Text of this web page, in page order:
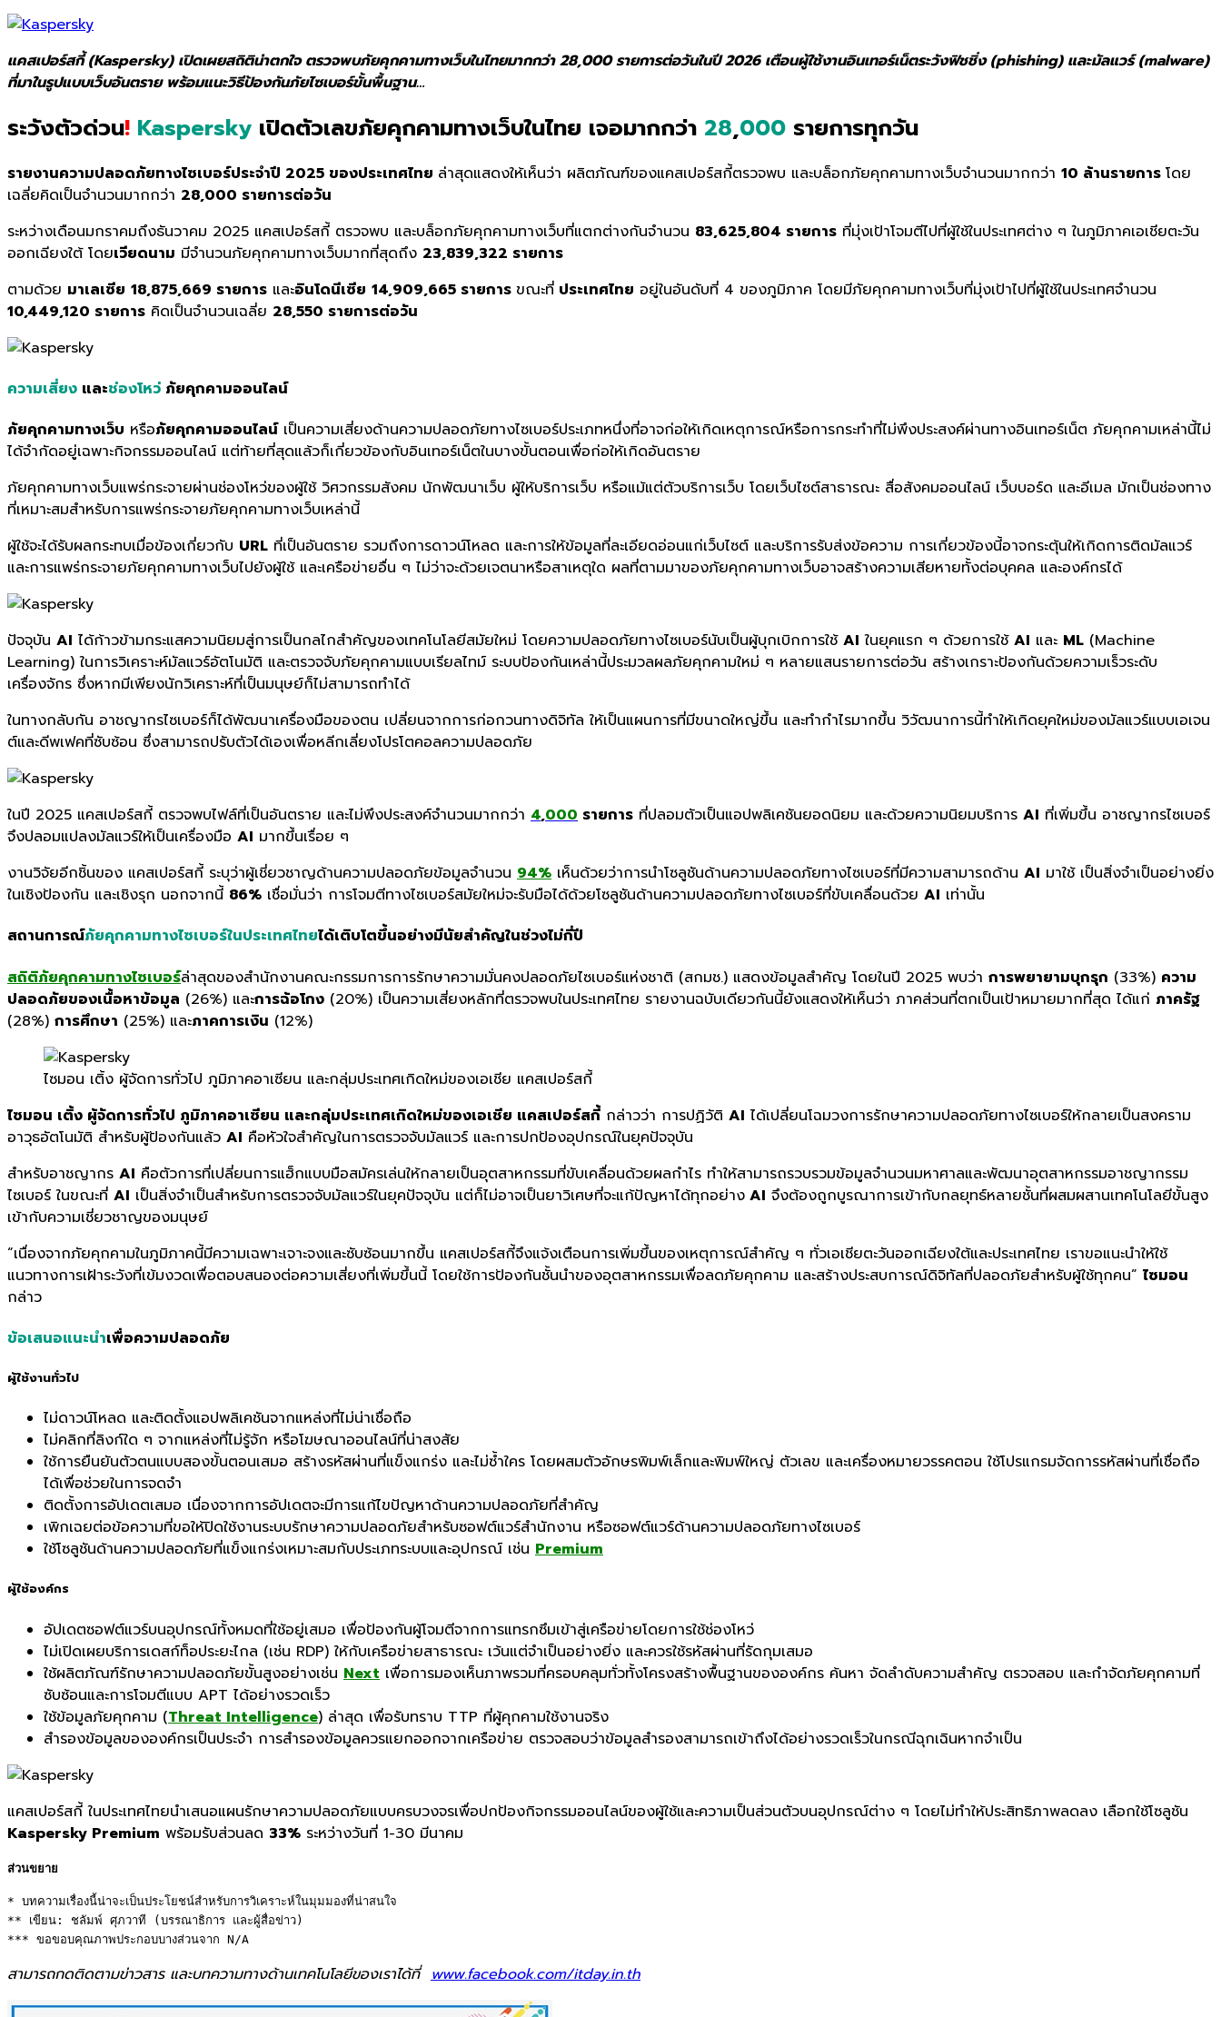
แคสเปอร์สกี้ (Kaspersky) เปิดเผยสถิติน่าตกใจ ตรวจพบภัยคุกคามทางเว็บในไทยมากกว่า 28,000 รายการต่อวันในปี 2026 เตือนผู้ใช้งานอินเทอร์เน็ตระวังฟิชชิ่ง (phishing) และมัลแวร์ (malware)
ที่มาในรูปแบบเว็บอันตราย พร้อมแนะวิธีป้องกันภัยไซเบอร์ขั้นพื้นฐาน…
ระวังตัวด่วน! Kaspersky เปิดตัวเลขภัยคุกคามทางเว็บในไทย เจอมากกว่า 28,000 รายการทุกวัน
รายงานความปลอดภัยทางไซเบอร์ประจำปี 2025 ของประเทศไทย ล่าสุดแสดงให้เห็นว่า ผลิตภัณฑ์ของแคสเปอร์สกี้ตรวจพบ และบล็อกภัยคุกคามทางเว็บจำนวนมากกว่า 10 ล้านรายการ โดย
เฉลี่ยคิดเป็นจำนวนมากกว่า 28,000 รายการต่อวัน
ระหว่างเดือนมกราคมถึงธันวาคม 2025 แคสเปอร์สกี้ ตรวจพบ และบล็อกภัยคุกคามทางเว็บที่แตกต่างกันจำนวน 83,625,804 รายการ ที่มุ่งเป้าโจมตีไปที่ผู้ใช้ในประเทศต่าง ๆ ในภูมิภาคเอเชียตะวัน
ออกเฉียงใต้ โดยเวียดนาม มีจำนวนภัยคุกคามทางเว็บมากที่สุดถึง 23,839,322 รายการ
ตามด้วย มาเลเซีย 18,875,669 รายการ และอินโดนีเซีย 14,909,665 รายการ ขณะที่ ประเทศไทย อยู่ในอันดับที่ 4 ของภูมิภาค โดยมีภัยคุกคามทางเว็บที่มุ่งเป้าไปที่ผู้ใช้ในประเทศจำนวน
10,449,120 รายการ คิดเป็นจำนวนเฉลี่ย 28,550 รายการต่อวัน
ความเสี่ยง และช่องโหว่ ภัยคุกคามออนไลน์
ภัยคุกคามทางเว็บ หรือภัยคุกคามออนไลน์เป็นความเสี่ยงด้านความปลอดภัยทางไซเบอร์ประเภทหนึ่งที่อาจก่อให้เกิดเหตุการณ์หรือการกระทำที่ไม่พึงประสงค์ผ่านทางอินเทอร์เน็ต ภัยคุกคามเหล่านี้ไม่
ได้จำกัดอยู่เฉพาะกิจกรรมออนไลน์ แต่ท้ายที่สุดแล้วก็เกี่ยวข้องกับอินเทอร์เน็ตในบางขั้นตอนเพื่อก่อให้เกิดอันตราย
ภัยคุกคามทางเว็บแพร่กระจายผ่านช่องโหว่ของผู้ใช้ วิศวกรรมสังคม นักพัฒนาเว็บ ผู้ให้บริการเว็บ หรือแม้แต่ตัวบริการเว็บ โดยเว็บไซต์สาธารณะ สื่อสังคมออนไลน์ เว็บบอร์ด และอีเมล มักเป็นช่องทาง
ที่เหมาะสมสำหรับการแพร่กระจายภัยคุกคามทางเว็บเหล่านี้
ผู้ใช้จะได้รับผลกระทบเมื่อข้องเกี่ยวกับ URL ที่เป็นอันตราย รวมถึงการดาวน์โหลด และการให้ข้อมูลที่ละเอียดอ่อนแก่เว็บไซต์ และบริการรับส่งข้อความ การเกี่ยวข้องนี้อาจกระตุ้นให้เกิดการติดมัลแวร์
และการแพร่กระจายภัยคุกคามทางเว็บไปยังผู้ใช้ และเครือข่ายอื่น ๆ ไม่ว่าจะด้วยเจตนาหรือสาเหตุใด ผลที่ตามมาของภัยคุกคามทางเว็บอาจสร้างความเสียหายทั้งต่อบุคคล และองค์กรได้
ปัจจุบัน AI ได้ก้าวข้ามกระแสความนิยมสู่การเป็นกลไกสำคัญของเทคโนโลยีสมัยใหม่ โดยความปลอดภัยทางไซเบอร์นับเป็นผู้บุกเบิกการใช้ AI ในยุคแรก ๆ ด้วยการใช้ AI และ ML (Machine
Learning) ในการวิเคราะห์มัลแวร์อัตโนมัติ และตรวจจับภัยคุกคามแบบเรียลไทม์ ระบบป้องกันเหล่านี้ประมวลผลภัยคุกคามใหม่ ๆ หลายแสนรายการต่อวัน สร้างเกราะป้องกันด้วยความเร็วระดับ
เครื่องจักร ซึ่งหากมีเพียงนักวิเคราะห์ที่เป็นมนุษย์ก็ไม่สามารถทำได้
ในทางกลับกัน อาชญากรไซเบอร์ก็ได้พัฒนาเครื่องมือของตน เปลี่ยนจากการก่อกวนทางดิจิทัล ให้เป็นแผนการที่มีขนาดใหญ่ขึ้น และทำกำไรมากขึ้น วิวัฒนาการนี้ทำให้เกิดยุคใหม่ของมัลแวร์แบบเอเจน
ต์และดีพเฟคที่ซับซ้อน ซึ่งสามารถปรับตัวได้เองเพื่อหลีกเลี่ยงโปรโตคอลความปลอดภัย
ในปี 2025 แคสเปอร์สกี้ ตรวจพบไฟล์ที่เป็นอันตราย และไม่พึงประสงค์จำนวนมากกว่า 4,000 รายการ ที่ปลอมตัวเป็นแอปพลิเคชันยอดนิยม และด้วยความนิยมบริการ AI ที่เพิ่มขึ้น อาชญากรไซเบอร์
จึงปลอมแปลงมัลแวร์ให้เป็นเครื่องมือ AI มากขึ้นเรื่อย ๆ
งานวิจัยอีกชิ้นของ แคสเปอร์สกี้ ระบุว่าผู้เชี่ยวชาญด้านความปลอดภัยข้อมูลจำนวน 94% เห็นด้วยว่าการนำโซลูชันด้านความปลอดภัยทางไซเบอร์ที่มีความสามารถด้าน AI มาใช้ เป็นสิ่งจำเป็นอย่างยิ่ง
ในเชิงป้องกัน และเชิงรุก นอกจากนี้ 86% เชื่อมั่นว่า การโจมตีทางไซเบอร์สมัยใหม่จะรับมือได้ด้วยโซลูชันด้านความปลอดภัยทางไซเบอร์ที่ขับเคลื่อนด้วย AI เท่านั้น
สถานการณ์ภัยคุกคามทางไซเบอร์ในประเทศไทยได้เติบโตขึ้นอย่างมีนัยสำคัญในช่วงไม่กี่ปี
สถิติภัยคุกคามทางไซเบอร์ล่าสุดของสำนักงานคณะกรรมการการรักษาความมั่นคงปลอดภัยไซเบอร์แห่งชาติ (สกมช.) แสดงข้อมูลสำคัญ โดยในปี 2025 พบว่า การพยายามบุกรุก (33%) ความ
ปลอดภัยของเนื้อหาข้อมูล (26%) และการฉ้อโกง (20%) เป็นความเสี่ยงหลักที่ตรวจพบในประเทศไทย รายงานฉบับเดียวกันนี้ยังแสดงให้เห็นว่า ภาคส่วนที่ตกเป็นเป้าหมายมากที่สุด ได้แก่ ภาครัฐ
(28%) การศึกษา (25%) และภาคการเงิน (12%)
ไซมอน เติ้ง ผู้จัดการทั่วไป ภูมิภาคอาเซียน และกลุ่มประเทศเกิดใหม่ของเอเชีย แคสเปอร์สกี้
ไซมอน เติ้ง ผู้จัดการทั่วไป ภูมิภาคอาเซียน และกลุ่มประเทศเกิดใหม่ของเอเชีย แคสเปอร์สกี้ กล่าวว่า การปฏิวัติ AI ได้เปลี่ยนโฉมวงการรักษาความปลอดภัยทางไซเบอร์ให้กลายเป็นสงคราม
อาวุธอัตโนมัติ สำหรับผู้ป้องกันแล้ว AI คือหัวใจสำคัญในการตรวจจับมัลแวร์ และการปกป้องอุปกรณ์ในยุคปัจจุบัน
สำหรับอาชญากร AI คือตัวการที่เปลี่ยนการแฮ็กแบบมือสมัครเล่นให้กลายเป็นอุตสาหกรรมที่ขับเคลื่อนด้วยผลกำไร ทำให้สามารถรวบรวมข้อมูลจำนวนมหาศาลและพัฒนาอุตสาหกรรมอาชญากรรม
ไซเบอร์ ในขณะที่ AI เป็นสิ่งจำเป็นสำหรับการตรวจจับมัลแวร์ในยุคปัจจุบัน แต่ก็ไม่อาจเป็นยาวิเศษที่จะแก้ปัญหาได้ทุกอย่าง AI จึงต้องถูกบูรณาการเข้ากับกลยุทธ์หลายชั้นที่ผสมผสานเทคโนโลยีขั้นสูง
เข้ากับความเชี่ยวชาญของมนุษย์
“เนื่องจากภัยคุกคามในภูมิภาคนี้มีความเฉพาะเจาะจงและซับซ้อนมากขึ้น แคสเปอร์สกี้จึงแจ้งเตือนการเพิ่มขึ้นของเหตุการณ์สำคัญ ๆ ทั่วเอเชียตะวันออกเฉียงใต้และประเทศไทย เราขอแนะนำให้ใช้
แนวทางการเฝ้าระวังที่เข้มงวดเพื่อตอบสนองต่อความเสี่ยงที่เพิ่มขึ้นนี้ โดยใช้การป้องกันชั้นนำของอุตสาหกรรมเพื่อลดภัยคุกคาม และสร้างประสบการณ์ดิจิทัลที่ปลอดภัยสำหรับผู้ใช้ทุกคน” ไซมอน
กล่าว
ข้อเสนอแนะนำเพื่อความปลอดภัย
ผู้ใช้งานทั่วไป
ไม่ดาวน์โหลด และติดตั้งแอปพลิเคชันจากแหล่งที่ไม่น่าเชื่อถือ
ไม่คลิกที่ลิงก์ใด ๆ จากแหล่งที่ไม่รู้จัก หรือโฆษณาออนไลน์ที่น่าสงสัย
ใช้การยืนยันตัวตนแบบสองขั้นตอนเสมอ สร้างรหัสผ่านที่แข็งแกร่ง และไม่ซ้ำใคร โดยผสมตัวอักษรพิมพ์เล็กและพิมพ์ใหญ่ ตัวเลข และเครื่องหมายวรรคตอน ใช้โปรแกรมจัดการรหัสผ่านที่เชื่อถือ
ได้เพื่อช่วยในการจดจำ
ติดตั้งการอัปเดตเสมอ เนื่องจากการอัปเดตจะมีการแก้ไขปัญหาด้านความปลอดภัยที่สำคัญ
เพิกเฉยต่อข้อความที่ขอให้ปิดใช้งานระบบรักษาความปลอดภัยสำหรับซอฟต์แวร์สำนักงาน หรือซอฟต์แวร์ด้านความปลอดภัยทางไซเบอร์
ใช้โซลูชันด้านความปลอดภัยที่แข็งแกร่งเหมาะสมกับประเภทระบบและอุปกรณ์ เช่น Premium
ผู้ใช้องค์กร
อัปเดตซอฟต์แวร์บนอุปกรณ์ทั้งหมดที่ใช้อยู่เสมอ เพื่อป้องกันผู้โจมตีจากการแทรกซึมเข้าสู่เครือข่ายโดยการใช้ช่องโหว่
ไม่เปิดเผยบริการเดสก์ท็อประยะไกล (เช่น RDP) ให้กับเครือข่ายสาธารณะ เว้นแต่จำเป็นอย่างยิ่ง และควรใช้รหัสผ่านที่รัดกุมเสมอ
ใช้ผลิตภัณฑ์รักษาความปลอดภัยขั้นสูงอย่างเช่น Next เพื่อการมองเห็นภาพรวมที่ครอบคลุมทั่วทั้งโครงสร้างพื้นฐานขององค์กร ค้นหา จัดลำดับความสำคัญ ตรวจสอบ และกำจัดภัยคุกคามที่
ซับซ้อนและการโจมตีแบบ APT ได้อย่างรวดเร็ว
ใช้ข้อมูลภัยคุกคาม (Threat Intelligence) ล่าสุด เพื่อรับทราบ TTP ที่ผู้คุกคามใช้งานจริง
สำรองข้อมูลขององค์กรเป็นประจำ การสำรองข้อมูลควรแยกออกจากเครือข่าย ตรวจสอบว่าข้อมูลสำรองสามารถเข้าถึงได้อย่างรวดเร็วในกรณีฉุกเฉินหากจำเป็น
แคสเปอร์สกี้ ในประเทศไทยนำเสนอแผนรักษาความปลอดภัยแบบครบวงจรเพื่อปกป้องกิจกรรมออนไลน์ของผู้ใช้และความเป็นส่วนตัวบนอุปกรณ์ต่าง ๆ โดยไม่ทำให้ประสิทธิภาพลดลง เลือกใช้โซลูชัน
Kaspersky Premium พร้อมรับส่วนลด 33% ระหว่างวันที่ 1-30 มีนาคม
ส่วนขยาย
* บทความเรื่องนี้น่าจะเป็นประโยชน์สำหรับการวิเคราะห์ในมุมมองที่น่าสนใจ
** เขียน: ชลัมพ์ ศุภวาที (บรรณาธิการ และผู้สื่อข่าว)
*** ขอขอบคุณภาพประกอบบางส่วนจาก N/A
สามารถกดติดตามข่าวสาร และบทความทางด้านเทคโนโลยีของเราได้ที่ www.facebook.com/itday.in.th